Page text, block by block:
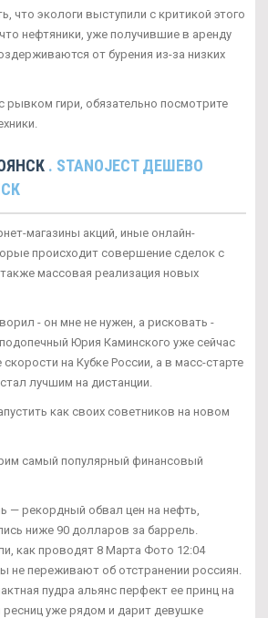
что экологи выступили с критикой этого
нефтяники, уже получившие в аренду
от бурения из-за низких
рывком гири, обязательно посмотрите
. STANOJECT ДЕШЕВО
магазины акций, иные онлайн-
происходит совершение сделок с
массовая реализация новых
- он мне не нужен, а рисковать -
Юрия Каминского уже сейчас
на Кубке России, а в масс-старте
лучшим на дистанции.
как своих советников на новом
самый популярный финансовый
— рекордный обвал цен на нефть,
ниже 90 долларов за баррель.
как проводят 8 Марта Фото 12:04
не переживают об отстранении россиян.
пудра альянс перфект ее принц на
уже рядом и дарит девушке